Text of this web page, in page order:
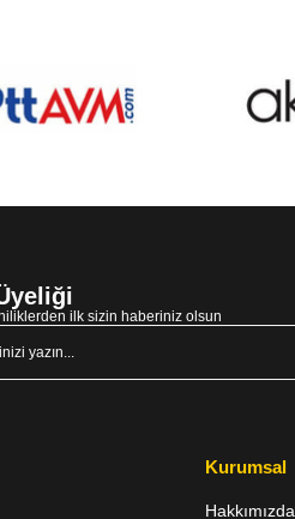
ilk sizin haberiniz olsun
Kurumsal
Hakkımızda